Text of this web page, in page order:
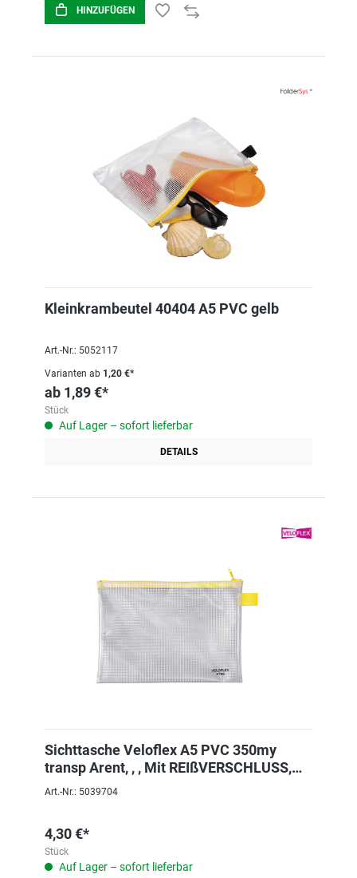
HINZUFÜGEN
Kleinkrambeutel 40404 A5 PVC gelb
Art.-Nr.: 5052117
Varianten ab 1,20 €*
ab 1,89 €*
Stück
Auf Lager – sofort lieferbar
DETAILS
Sichttasche Veloflex A5 PVC 350my
transp Arent, , , Mit REIßVERSCHLUSS,
Velobag
Art.-Nr.: 5039704
4,30 €*
Stück
Auf Lager – sofort lieferbar